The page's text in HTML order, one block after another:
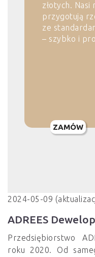
złotych. Nasi
przygotują
ze
– szybko i
ZAMÓW
2024-05-09
ADREES
Przedsiębiorstwo
roku 2020. Od